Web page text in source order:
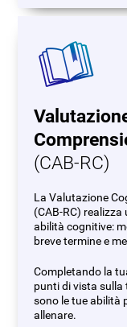
(CAB-RC)
La Valutazione
(CAB-RC)
abilità cognitive:
breve termine e
Completando la
punti di vista sulla
sono le tue abilità
allenare.